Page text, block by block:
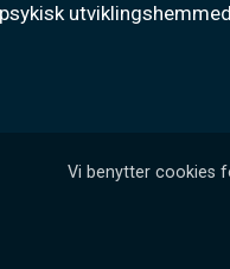
Vi benytter cookies